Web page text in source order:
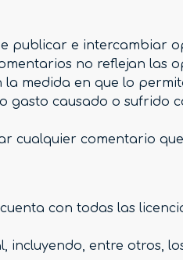
publicar e intercambiar
no reflejan las
medida en que lo
causado o sufrido
cualquier comentario
con todas las
entre otros,